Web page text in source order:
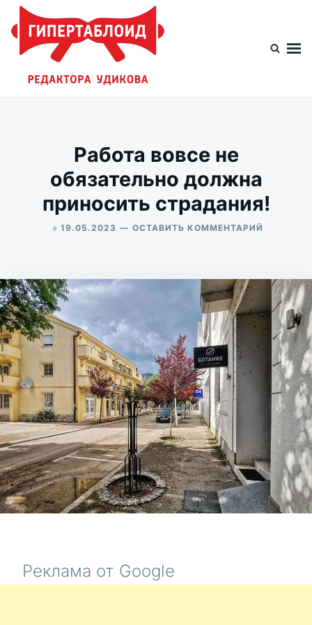
Перейти
содержимому
Искать:
Работа вовсе не
обязательно должна
приносить страдания!
в 19.05.2023 ОСТАВИТЬ КОММЕНТАРИЙ
ДОЛЖНА
Реклама от Google